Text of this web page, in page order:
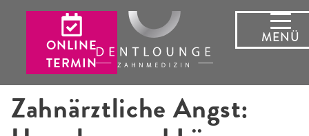
ONLINE
TERMIN
MENÜ
Zahnärztliche Angst: